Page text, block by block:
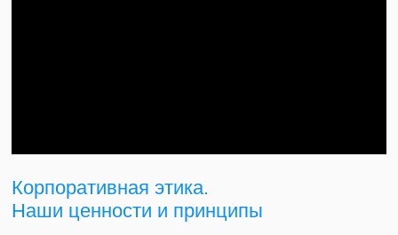
Корпоративная этика.
Наши ценности и принципы